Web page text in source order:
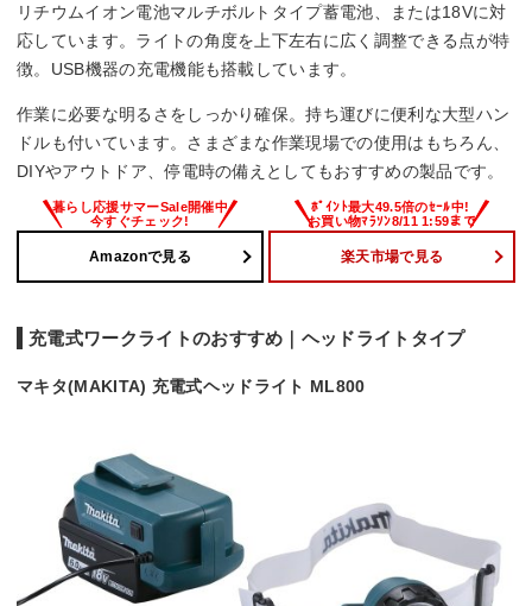
リチウムイオン電池マルチボルトタイプ蓄電池、または18Vに対
応しています。ライトの角度を上下左右に広く調整できる点が特
徴。USB機器の充電機能も搭載しています。
作業に必要な明るさをしっかり確保。持ち運びに便利な大型ハン
ドルも付いています。さまざまな作業現場での使用はもちろん、
DIYやアウトドア、停電時の備えとしてもおすすめの製品です。
Amazonで見る 楽天市場で見る
充電式ワークライトのおすすめ｜ヘッドライトタイプ
マキタ(MAKITA) 充電式ヘッドライト ML800